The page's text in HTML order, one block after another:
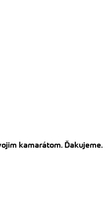
kamarátom. Ďakujeme.